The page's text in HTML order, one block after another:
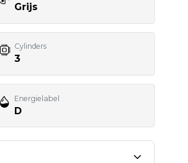
Grijs
Cylinders
3
Energielabel
D